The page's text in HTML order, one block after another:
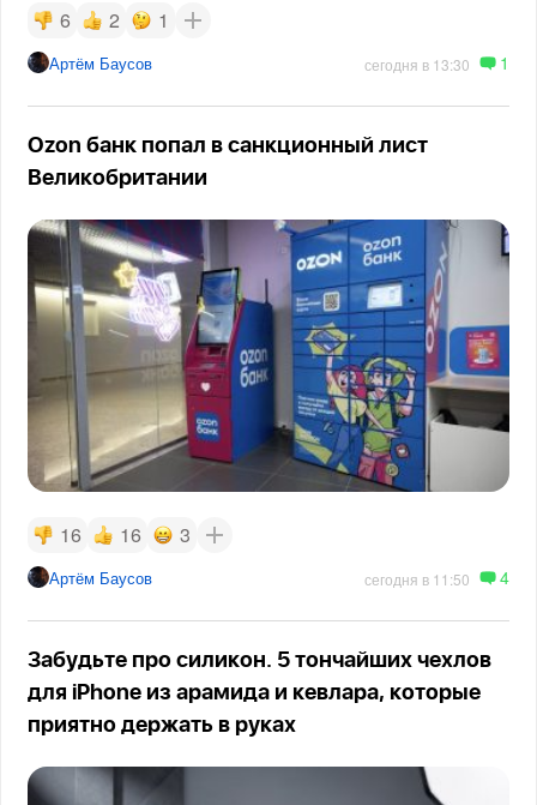
6 2 1
Артём Баусов сегодня в 13:30 1
Ozon банк попал в санкционный лист
Великобритании
16 16 3
Артём Баусов сегодня в 11:50 4
Забудьте про силикон. 5 тончайших чехлов
для iPhone из арамида и кевлара, которые
приятно держать в руках